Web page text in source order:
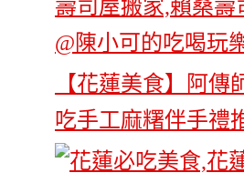
【花蓮美食】阿傳
吃手工麻糬伴手禮